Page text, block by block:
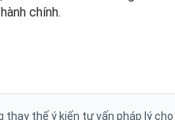
chính.
thay thế ý kiến tư vấn pháp lý